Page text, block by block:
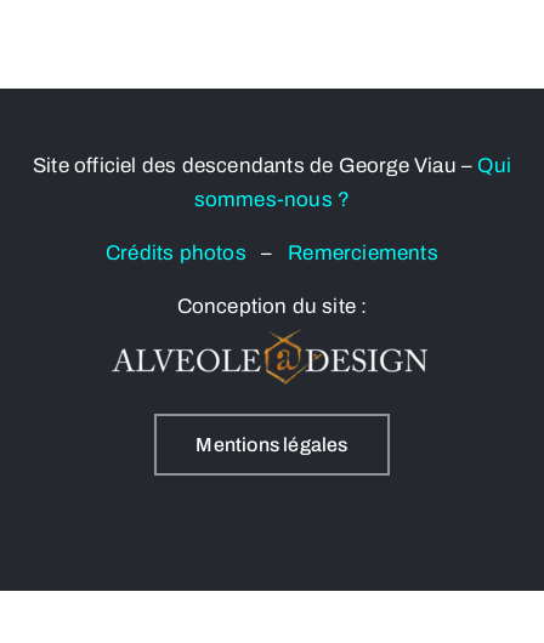
Site officiel des descendants de George Viau – Qui
sommes-nous ?
Crédits photos– Remerciements
Conception du site :
Mentions légales